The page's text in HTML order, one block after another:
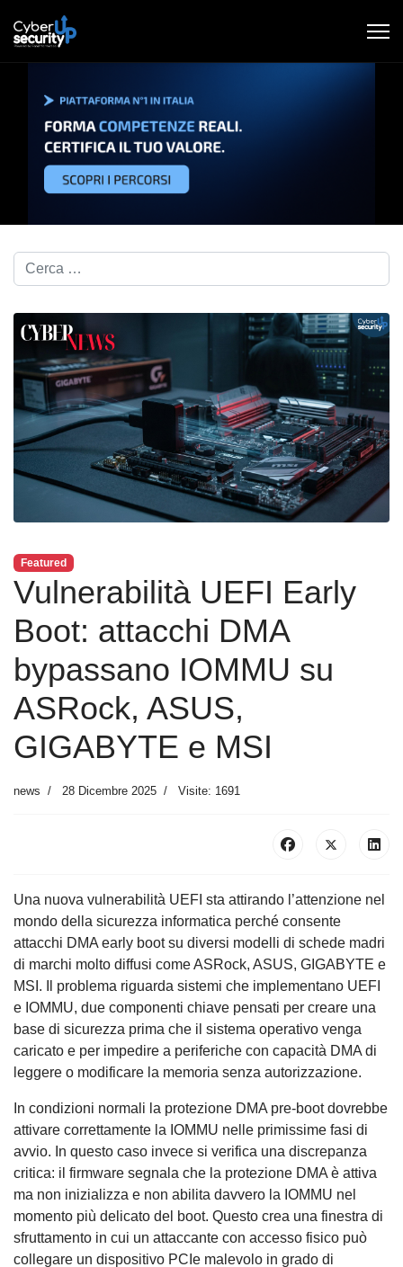
Cerca nel blog...
Featured
Vulnerabilità UEFI Early
Boot: attacchi DMA
bypassano IOMMU su
ASRock, ASUS,
GIGABYTE e MSI
news 28 Dicembre 2025 Visite: 1691
Una nuova vulnerabilità UEFI sta attirando l’attenzione nel
mondo della sicurezza informatica perché consente
attacchi DMA early boot su diversi modelli di schede madri
di marchi molto diffusi come ASRock, ASUS, GIGABYTE e
MSI. Il problema riguarda sistemi che implementano UEFI
e IOMMU, due componenti chiave pensati per creare una
base di sicurezza prima che il sistema operativo venga
caricato e per impedire a periferiche con capacità DMA di
leggere o modificare la memoria senza autorizzazione.
In condizioni normali la protezione DMA pre-boot dovrebbe
attivare correttamente la IOMMU nelle primissime fasi di
avvio. In questo caso invece si verifica una discrepanza
critica: il firmware segnala che la protezione DMA è attiva
ma non inizializza e non abilita davvero la IOMMU nel
momento più delicato del boot. Questo crea una finestra di
sfruttamento in cui un attaccante con accesso fisico può
collegare un dispositivo PCIe malevolo in grado di